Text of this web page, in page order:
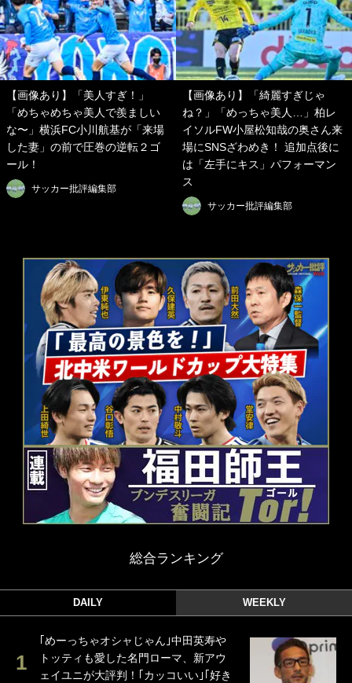
【画像あり】「美人すぎ！」
「めちゃめちゃ美人で羨ましい
な〜」横浜FC小川航基が「来場
した妻」の前で圧巻の逆転２ゴ
ール！
サッカー批評編集部
【画像あり】「綺麗すぎじゃ
ね？」「めっちゃ美人…」柏レ
イソルFW小屋松知哉の奥さん来
場にSNSざわめき！ 追加点後に
は「左手にキス」パフォーマン
ス
サッカー批評編集部
総合ランキング
DAILY WEEKLY
｢めーっちゃオシャじゃん｣中田英寿や
トッティも愛した名門ローマ、新アウ
ェイユニが大評判！｢カッコいい｣｢好き